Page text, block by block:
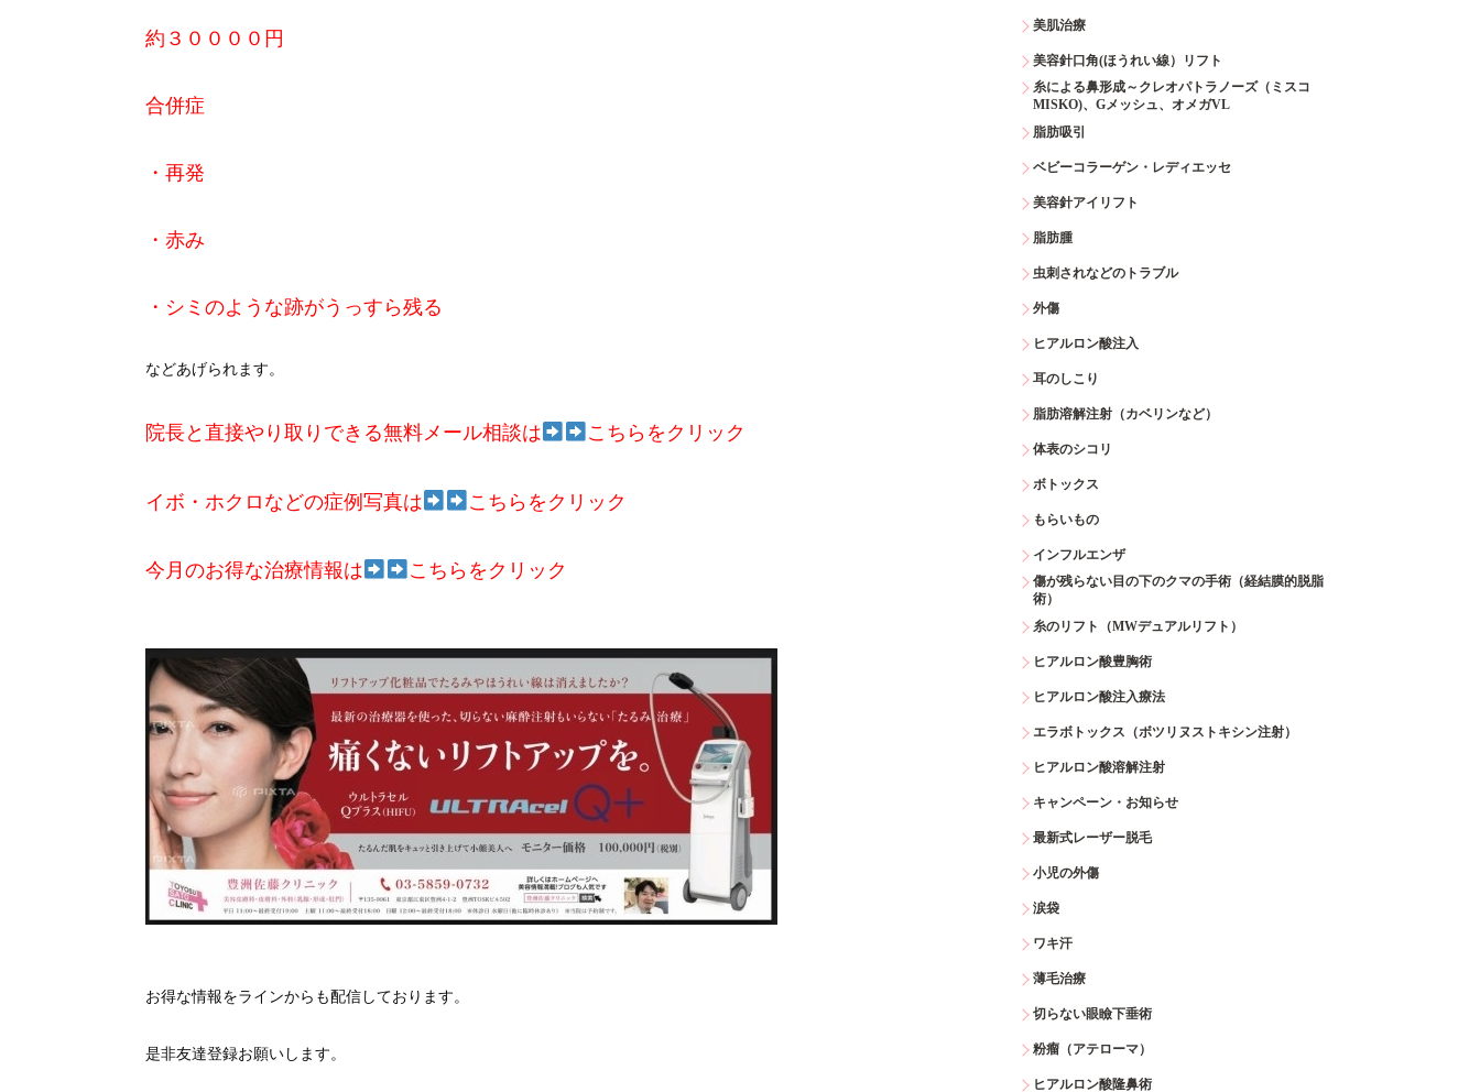
約３００００円
合併症
・再発
・赤み
・シミのような跡がうっすら残る
などあげられます。
院長と直接やり取りできる無料メール相談は こちらをクリック
イボ・ホクロなどの症例写真は こちらをクリック
今月のお得な治療情報は こちらをクリック
お得な情報をラインからも配信しております。
是非友達登録お願いします。
美肌治療
美容針口角(ほうれい線）リフト
糸による鼻形成～クレオパトラノーズ（ミスコ
MISKO)、Gメッシュ、オメガVL
脂肪吸引
ベビーコラーゲン・レディエッセ
美容針アイリフト
脂肪腫
虫刺されなどのトラブル
外傷
ヒアルロン酸注入
耳のしこり
脂肪溶解注射（カベリンなど）
体表のシコリ
ボトックス
もらいもの
インフルエンザ
傷が残らない目の下のクマの手術（経結膜的脱脂
術）
糸のリフト（MWデュアルリフト）
ヒアルロン酸豊胸術
ヒアルロン酸注入療法
エラボトックス（ボツリヌストキシン注射）
ヒアルロン酸溶解注射
キャンペーン・お知らせ
最新式レーザー脱毛
小児の外傷
涙袋
ワキ汗
薄毛治療
切らない眼瞼下垂術
粉瘤（アテローマ）
ヒアルロン酸隆鼻術